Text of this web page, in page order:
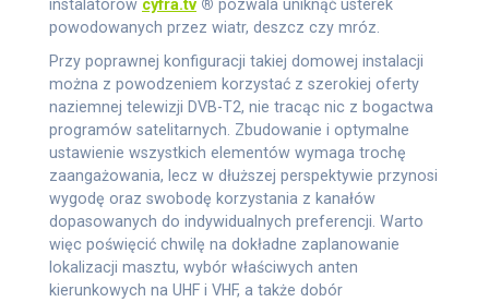
instalatorów cyfra.tv ® pozwala uniknąć usterek
powodowanych przez wiatr, deszcz czy mróz.
Przy poprawnej konfiguracji takiej domowej instalacji
można z powodzeniem korzystać z szerokiej oferty
naziemnej telewizji DVB-T2, nie tracąc nic z bogactwa
programów satelitarnych. Zbudowanie i optymalne
ustawienie wszystkich elementów wymaga trochę
zaangażowania, lecz w dłuższej perspektywie przynosi
wygodę oraz swobodę korzystania z kanałów
dopasowanych do indywidualnych preferencji. Warto
więc poświęcić chwilę na dokładne zaplanowanie
lokalizacji masztu, wybór właściwych anten
kierunkowych na UHF i VHF, a także dobór